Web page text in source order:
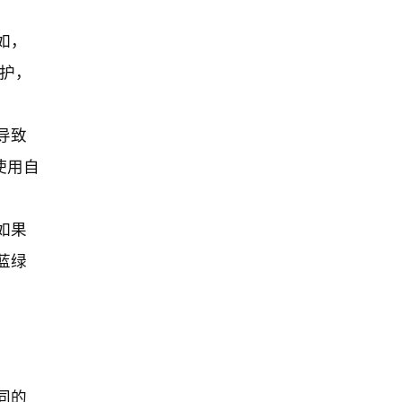
，
致
用自
果
绿
的